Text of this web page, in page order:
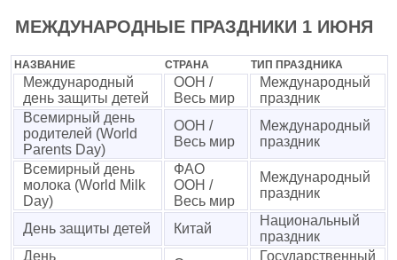
МЕЖДУНАРОДНЫЕ ПРАЗДНИКИ 1 ИЮНЯ
НАЗВАНИЕ СТРАНА ТИП ПРАЗДНИКА
Международный
день защиты детей
ООН /
Весь мир
Международный
праздник
Всемирный день
родителей (World
Parents Day)
ООН /
Весь мир
Международный
праздник
Всемирный день
молока (World Milk
Day)
ФАО
ООН /
Весь мир
Международный
праздник
День защиты детей Китай
Национальный
праздник
День
Государственный